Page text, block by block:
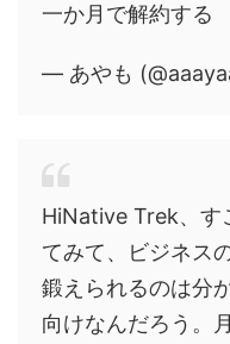
一か月で解約する
— あやも
HiNative Trek、す
てみて、ビジネス
鍛えられるのは分
向けなんだろう。